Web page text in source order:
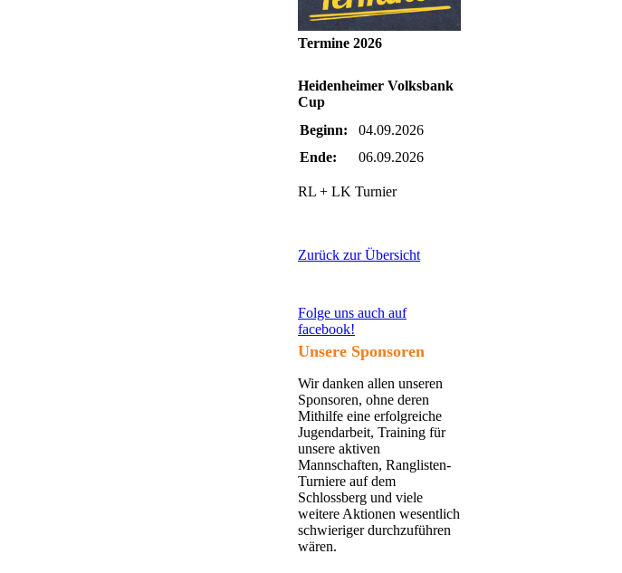
Termine 2026
Heidenheimer Volksbank
Cup
Beginn:
04.09.2026
Ende:
06.09.2026
RL + LK Turnier
Zurück zur Übersicht
Folge uns auch auf
facebook!
Unsere Sponsoren
Wir danken allen unseren
Sponsoren, ohne deren
Mithilfe eine erfolgreiche
Jugendarbeit, Training für
unsere aktiven
Mannschaften, Ranglisten-
Turniere auf dem
Schlossberg und viele
weitere Aktionen wesentlich
schwieriger durchzuführen
wären.